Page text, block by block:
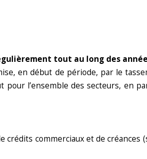
tout au long des
en début de période, par le
pour l’ensemble des secteurs, en
commerciaux et de créances